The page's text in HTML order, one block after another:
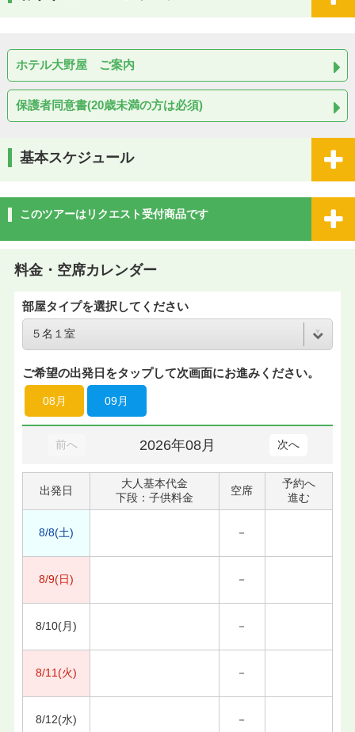
ホテル大野屋 ご案内
保護者同意書(20歳未満の方は必須)
基本スケジュール
このツアーはリクエスト受付商品です
料金・空席カレンダー
部屋タイプを選択してください
ご希望の出発日をタップして次画面にお進みください。
08月 09月
前へ 2026年08月 次へ
出発日
大人基本代金
下段：子供料金
空席
予約へ
進む
8/8(土) －
8/9(日) －
8/10(月) －
8/11(火) －
8/12(水) －